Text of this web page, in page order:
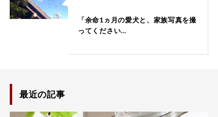
「余命1ヵ月の愛犬と、家族写真を撮
ってください…
最近の記事